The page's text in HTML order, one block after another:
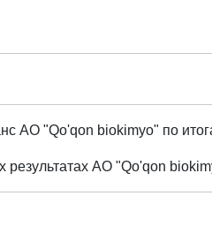
АО "Qo'qon biokimyo" по
результатах АО "Qo'qon